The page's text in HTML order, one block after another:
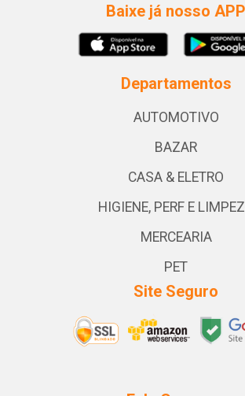
Baixe já nosso APP
Departamentos
AUTOMOTIVO
BAZAR
CASA & ELETRO
HIGIENE, PERF E
MERCEARIA
PET
Site Seguro